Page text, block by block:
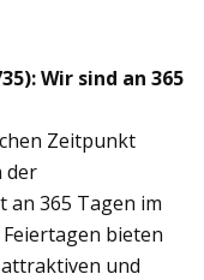
Wir sind an 365
Zeitpunkt
der
an 365 Tagen im
bieten
und